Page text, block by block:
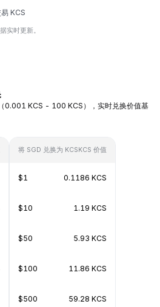
KCS
实时更新。
0.001 KCS - 100 KCS），实时兑换价值基
将 SGD 兑换为 KCSKCS 价值
$1 0.1186 KCS
$10 1.19 KCS
$50 5.93 KCS
$100 11.86 KCS
$500 59.28 KCS